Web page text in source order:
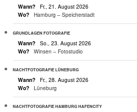
Wann?
Fr., 21. August 2026
Wo?
Hamburg – Speicherstadt
GRUNDLAGEN FOTOGRAFIE
Wann?
So., 23. August 2026
Wo?
Winsen – Fotostudio
NACHTFOTOGRAFIE LÜNEBURG
Wann?
Fr., 28. August 2026
Wo?
Lüneburg
NACHTFOTOGRAFIE HAMBURG HAFENCITY